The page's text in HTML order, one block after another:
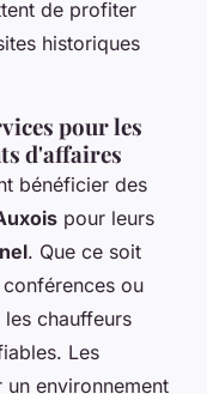
de profiter
historiques
pour les
d'affaires
bénéficier des
pour leurs
. Que ce soit
ou
chauffeurs
Les
environnement